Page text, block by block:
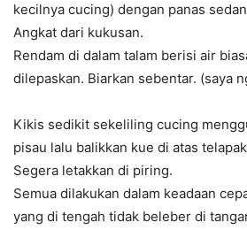
kecilnya cucing) dengan panas
Angkat dari kukusan.
Rendam di dalam talam berisi air
dilepaskan. Biarkan sebentar. (saya
Kikis sedikit sekeliling cucing
pisau lalu balikkan kue di atas
Segera letakkan di piring.
Semua dilakukan dalam keadaan
yang di tengah tidak beleber di